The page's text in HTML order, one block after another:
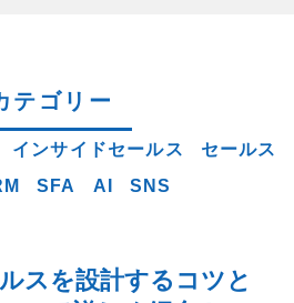
テゴリー
インサイドセールス
セールス
SFA AI SNS
スを設計するコツと